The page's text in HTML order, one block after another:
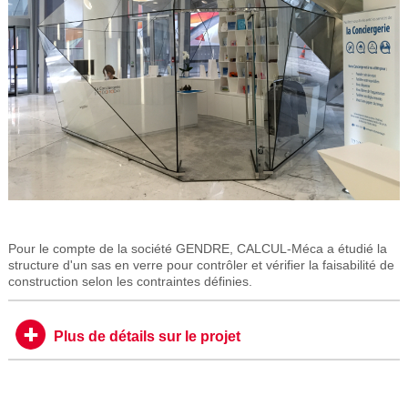
Pour le compte de la société GENDRE, CALCUL-Méca a étudié la
structure d'un sas en verre pour contrôler et vérifier la faisabilité de
construction selon les contraintes définies.
Plus de détails sur le projet